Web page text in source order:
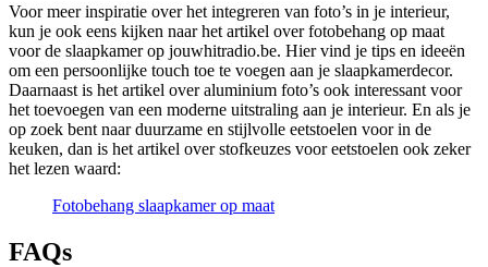
Voor meer inspiratie over het integreren van foto’s in je interieur,
kun je ook eens kijken naar het artikel over fotobehang op maat
voor de slaapkamer op jouwhitradio.be. Hier vind je tips en ideeën
om een persoonlijke touch toe te voegen aan je slaapkamerdecor.
Daarnaast is het artikel over aluminium foto’s ook interessant voor
het toevoegen van een moderne uitstraling aan je interieur. En als je
op zoek bent naar duurzame en stijlvolle eetstoelen voor in de
keuken, dan is het artikel over stofkeuzes voor eetstoelen ook zeker
het lezen waard:
Fotobehang slaapkamer op maat
FAQs